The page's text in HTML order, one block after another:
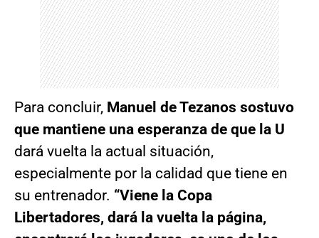
Para concluir, Manuel de Tezanos sostuvo
que mantiene una esperanza de que la U
dará vuelta la actual situación,
especialmente por la calidad que tiene en
su entrenador. “Viene la Copa
Libertadores, dará la vuelta la página,